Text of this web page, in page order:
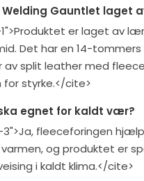
Welding Gauntlet laget
er laget av
Det har en 14-tommers
av split leather med
styrke.</cite>
egnet for kaldt vær?
3">Ja, fleeceforingen
og produktet er
i kaldt klima.</cite>